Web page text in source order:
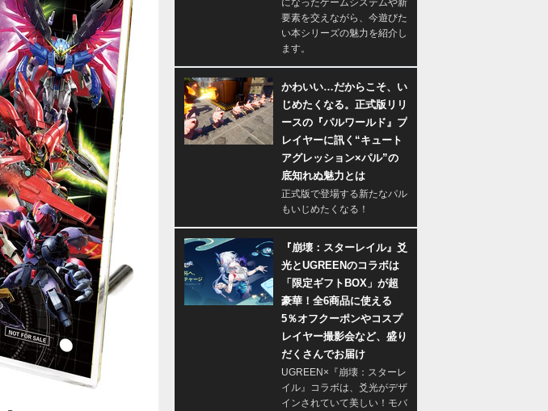
になったゲームシステムや新
要素を交えながら、今遊びた
い本シリーズの魅力を紹介し
ます。
かわいい…だからこそ、い
じめたくなる。正式版リリ
ースの『パルワールド』プ
レイヤーに訊く“キュート
アグレッション×パル”の
底知れぬ魅力とは
正式版で登場する新たなパル
もいじめたくなる！
『崩壊：スターレイル』爻
光とUGREENのコラボは
「限定ギフトBOX」が超
豪華！全6商品に使える
5％オフクーポンやコスプ
レイヤー撮影会など、盛り
だくさんでお届け
UGREEN×『崩壊：スターレ
イル』コラボは、爻光がデザ
インされていて美しい！モバ